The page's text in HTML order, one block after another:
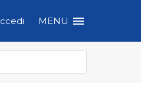
MENU